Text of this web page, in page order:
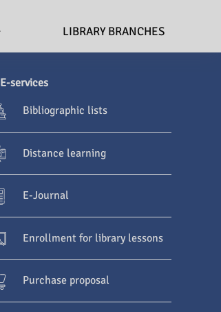
LIBRARY BRANCHES
E-services
Bibliographic lists
Distance learning
E-Journal
Enrollment for library lessons
Purchase proposal